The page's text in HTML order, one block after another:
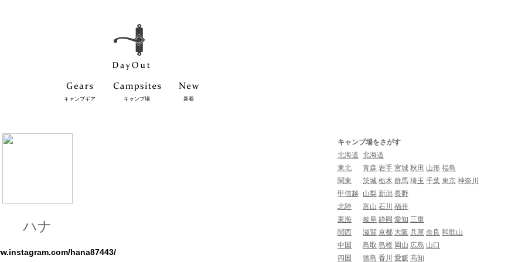
キャンプギア キャンプ場 新着
ハナ
hana87443/
キャンプ場をさがす
北海道 北海道
東北
青森 岩手 宮城 秋田 山形 福島
関東
茨城 栃木 群馬 埼玉 千葉 東京 神奈川
甲信越
山梨 新潟 長野
北陸
富山 石川 福井
東海
岐阜 静岡 愛知 三重
関西
滋賀 京都 大阪 兵庫 奈良 和歌山
中国
鳥取 島根 岡山 広島 山口
四国
徳島 香川 愛媛 高知